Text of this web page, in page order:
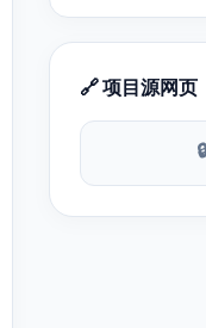
🔗 项目源网页